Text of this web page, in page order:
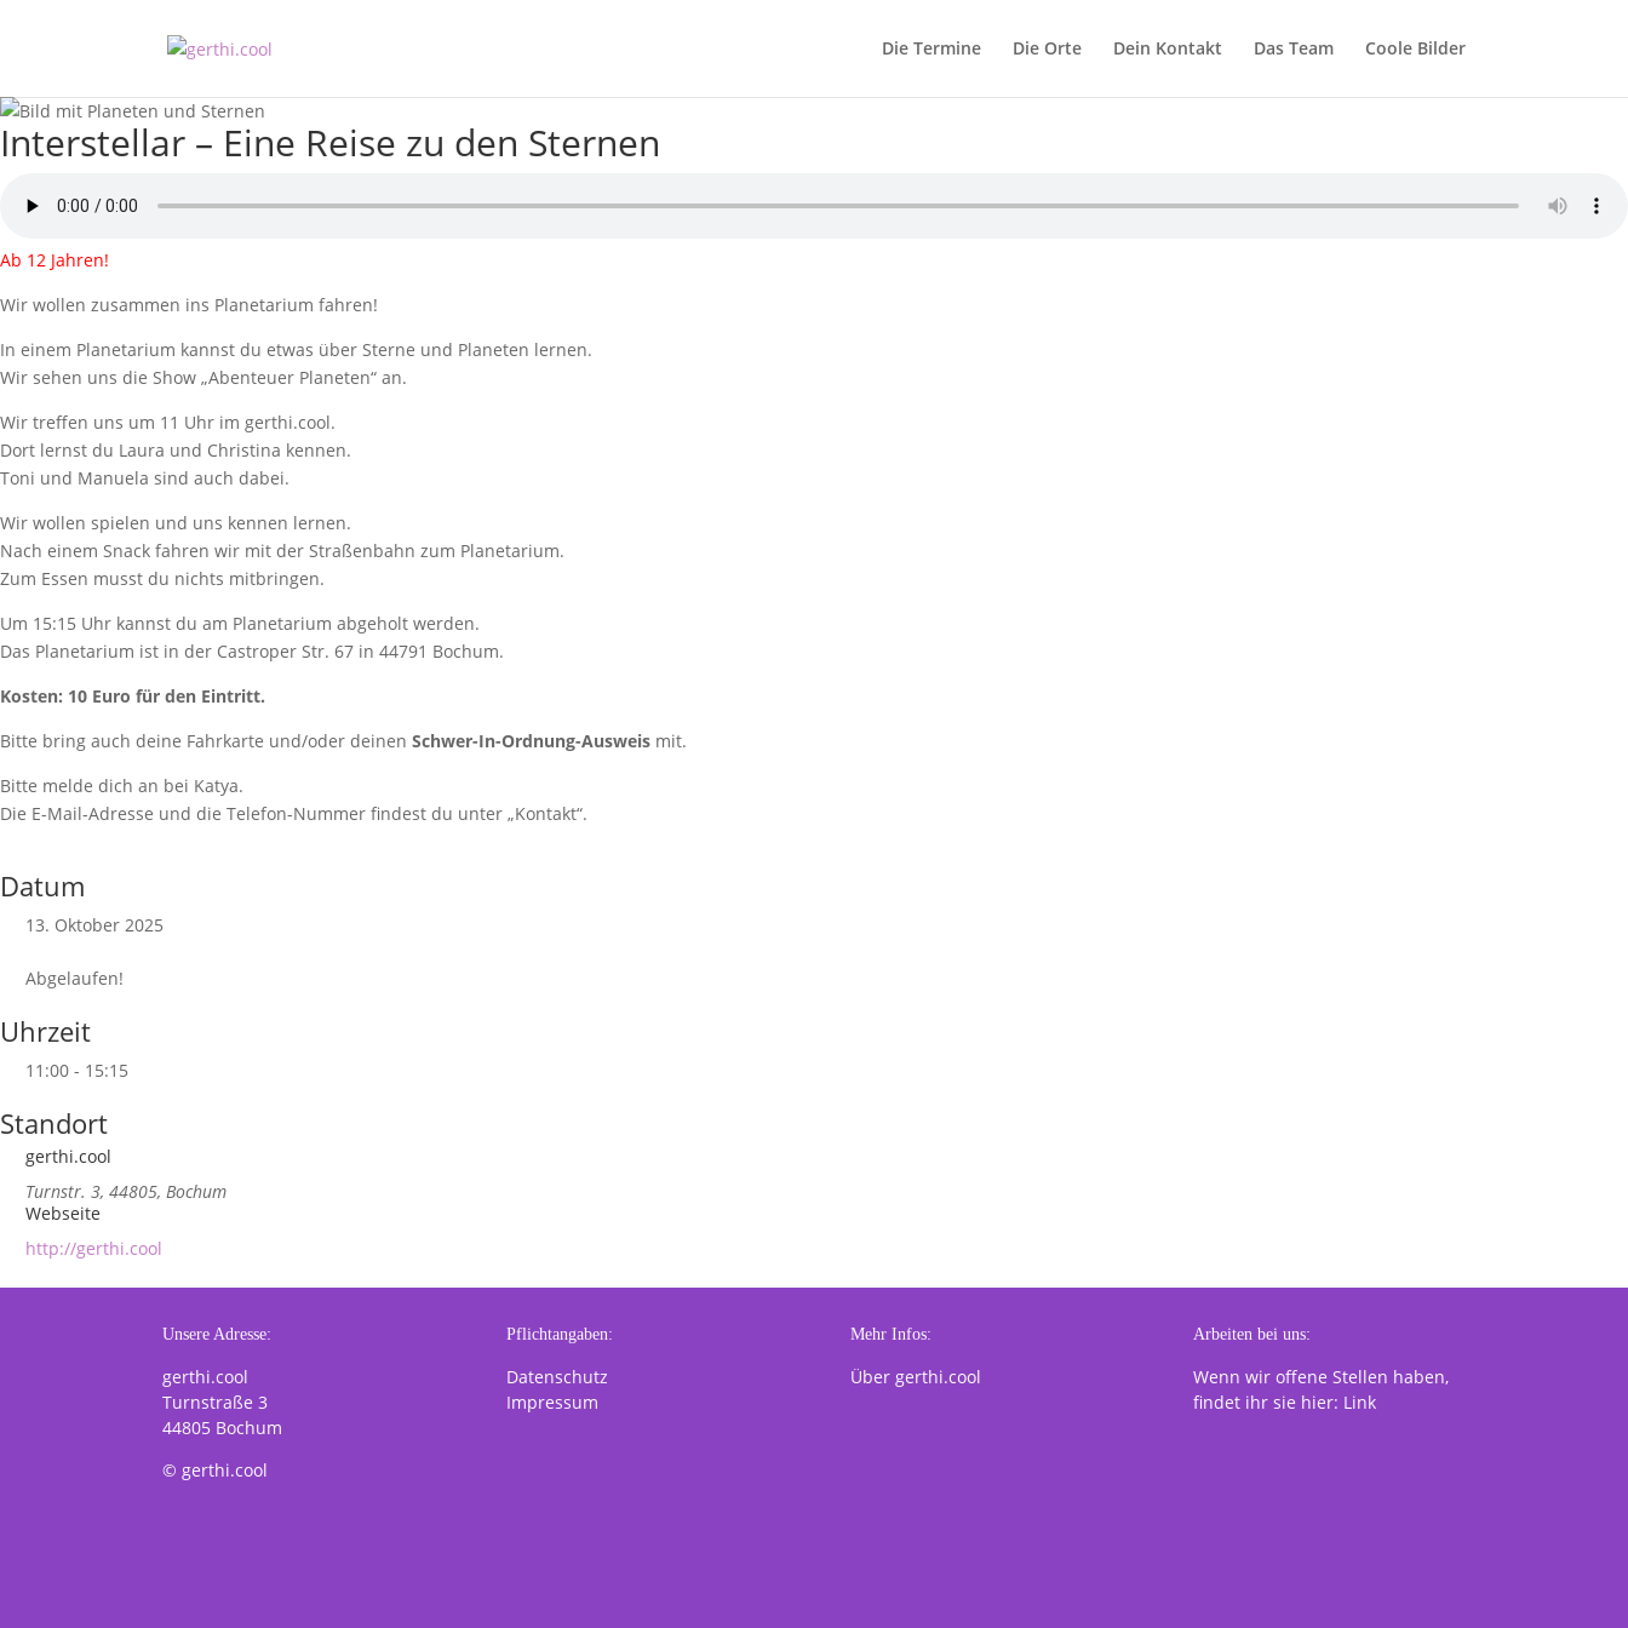
Die Termine Die Orte Dein Kontakt Das Team Coole Bilder
Interstellar – Eine Reise zu den Sternen
Ab 12 Jahren!
Wir wollen zusammen ins Planetarium fahren!
In einem Planetarium kannst du etwas über Sterne und Planeten lernen.
Wir sehen uns die Show „Abenteuer Planeten“ an.
Wir treffen uns um 11 Uhr im gerthi.cool.
Dort lernst du Laura und Christina kennen.
Toni und Manuela sind auch dabei.
Wir wollen spielen und uns kennen lernen.
Nach einem Snack fahren wir mit der Straßenbahn zum Planetarium.
Zum Essen musst du nichts mitbringen.
Um 15:15 Uhr kannst du am Planetarium abgeholt werden.
Das Planetarium ist in der Castroper Str. 67 in 44791 Bochum.
Kosten: 10 Euro für den Eintritt.
Bitte bring auch deine Fahrkarte und/oder deinen Schwer-In-Ordnung-Ausweis mit.
Bitte melde dich an bei Katya.
Die E-Mail-Adresse und die Telefon-Nummer findest du unter „Kontakt“.
Datum
13. Oktober 2025
Abgelaufen!
Uhrzeit
11:00 - 15:15
Standort
gerthi.cool
Turnstr. 3, 44805, Bochum
Webseite
http://gerthi.cool
Unsere Adresse:
gerthi.cool
Turnstraße 3
44805 Bochum
© gerthi.cool
Pflichtangaben:
Datenschutz
Impressum
Mehr Infos:
Über gerthi.cool
Arbeiten bei uns:
Wenn wir offene Stellen haben,
findet ihr sie hier: Link